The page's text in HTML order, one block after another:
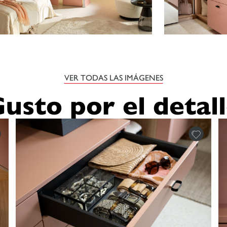
VER TODAS LAS IMÁGENES
por el